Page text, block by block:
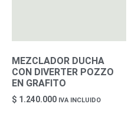
MEZCLADOR DUCHA
CON DIVERTER POZZO
EN GRAFITO
$ 1.240.000 IVA INCLUIDO